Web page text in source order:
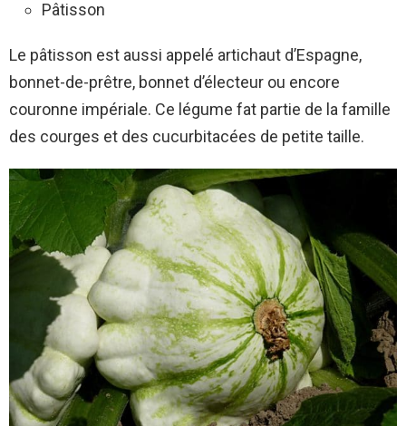
Pâtisson
Le pâtisson est aussi appelé artichaut d’Espagne,
bonnet-de-prêtre, bonnet d’électeur ou encore
couronne impériale. Ce légume fat partie de la famille
des courges et des cucurbitacées de petite taille.